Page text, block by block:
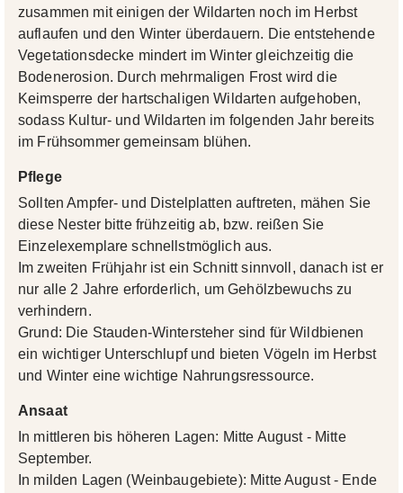
zusammen mit einigen der Wildarten noch im Herbst
auflaufen und den Winter überdauern. Die entstehende
Vegetationsdecke mindert im Winter gleichzeitig die
Bodenerosion. Durch mehrmaligen Frost wird die
Keimsperre der hartschaligen Wildarten aufgehoben,
sodass Kultur- und Wildarten im folgenden Jahr bereits
im Frühsommer gemeinsam blühen.
Pflege
Sollten Ampfer- und Distelplatten auftreten, mähen Sie
diese Nester bitte frühzeitig ab, bzw. reißen Sie
Einzelexemplare schnellstmöglich aus.
Im zweiten Frühjahr ist ein Schnitt sinnvoll, danach ist er
nur alle 2 Jahre erforderlich, um Gehölzbewuchs zu
verhindern.
Grund: Die Stauden-Wintersteher sind für Wildbienen
ein wichtiger Unterschlupf und bieten Vögeln im Herbst
und Winter eine wichtige Nahrungsressource.
Ansaat
In mittleren bis höheren Lagen: Mitte August - Mitte
September.
In milden Lagen (Weinbaugebiete): Mitte August - Ende